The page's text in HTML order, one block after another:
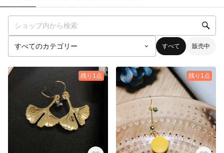
すべて 販売中
残り1点 残り1点